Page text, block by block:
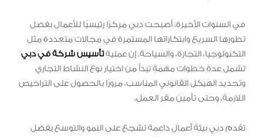
في السنوات الأخيرة، أصبحت دبي مركزًا رئيسيًا للأعمال بفضل
تطورها السريع وابتكاراتها المستمرة في مجالات متعددة مثل
التكنولوجيا، التجارة، والسياحة. إن عمليةتأسيس شركة في دبي
تشمل عدة خطوات مهمة تبدأ من اختيار نوع النشاط التجاري
وتحديد الهيكل القانوني المناسب، مرورًا بالحصول على التراخيص
اللازمة، وحتى تأمين مقر العمل.
تقدم دبي بيئة أعمال داعمة تشجع على النمو والتوسع بفضل